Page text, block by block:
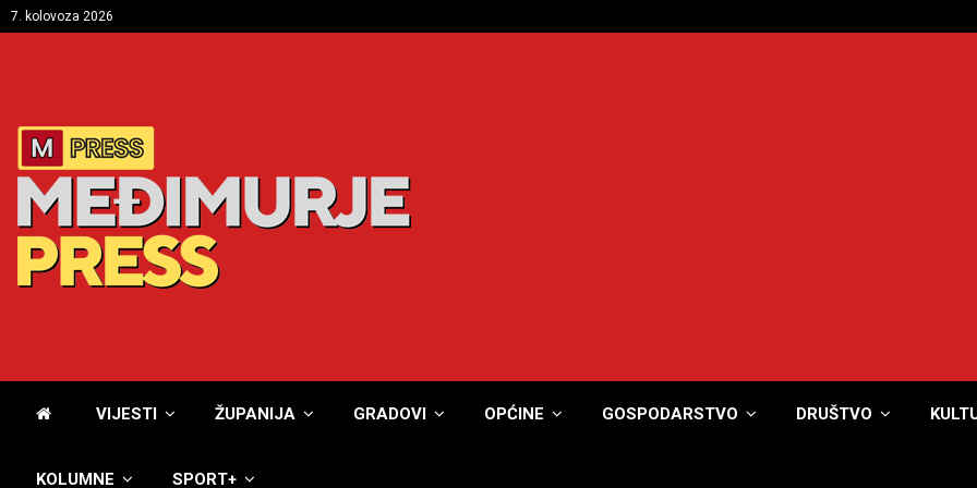
7. kolovoza 2026
VIJESTI ŽUPANIJA GRADOVI OPĆINE GOSPODARSTVO DRUŠTVO
KOLUMNE SPORT+